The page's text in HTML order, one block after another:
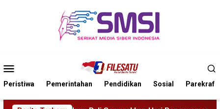
Mobile
Peristiwa Pemerintahan Pendidikan Sosial Parekraf